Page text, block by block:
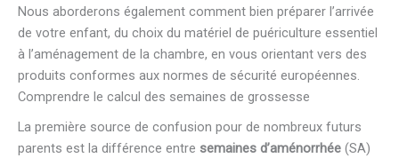
Nous aborderons également comment bien préparer l’arrivée
de votre enfant, du choix du matériel de puériculture essentiel
à l’aménagement de la chambre, en vous orientant vers des
produits conformes aux normes de sécurité européennes.
Comprendre le calcul des semaines de grossesse
La première source de confusion pour de nombreux futurs
parents est la différence entre semaines d’aménorrhée (SA)